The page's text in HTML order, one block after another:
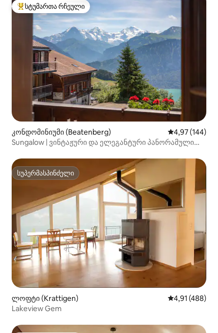
სტუმართა რჩეული მოწინავე ვარიანტი
სტუმართა რჩეული
კონდომინიუმი (Beatenberg) საშუალო
4,97 (144)
Sungalow | ვინტაჟური და ელეგანტური პანორამული
სუპერმასპინძელი
სუპერმასპინძელი
ლოფტი (Krattigen) საშუალო
4,91 (488)
Lakeview Gem